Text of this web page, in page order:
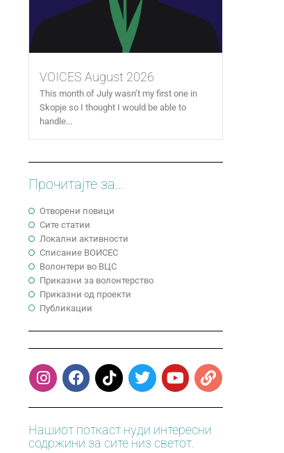
VOICES August 2026
This month of July wasn’t my first one in
Skopje so I thought I would be able to
handle...
Прочитајте за...
Отворени повици
Сите статии
Локални активности
Cписание ВОИСЕС
Волонтери во ВЦС
Приказни за волонтерство
Приказни од проекти
Публикации
Нашиот поткаст нуди интересни
содржини за сите низ светот.